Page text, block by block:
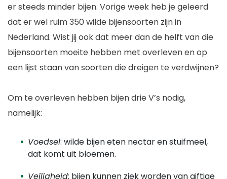
er steeds minder bijen. Vorige week heb je geleerd
dat er wel ruim 350 wilde bijensoorten zijn in
Nederland. Wist jij ook dat meer dan de helft van die
bijensoorten moeite hebben met overleven en op
een lijst staan van soorten die dreigen te verdwijnen?
Om te overleven hebben bijen drie V’s nodig,
namelijk:
Voedsel: wilde bijen eten nectar en stuifmeel,
dat komt uit bloemen.
Veiligheid: bijen kunnen ziek worden van giftige